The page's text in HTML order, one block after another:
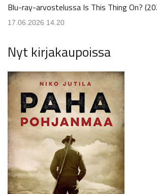
Blu-ray-arvostelussa Is This Thing On?
17.06.2026 14.20
Nyt kirjakaupoissa